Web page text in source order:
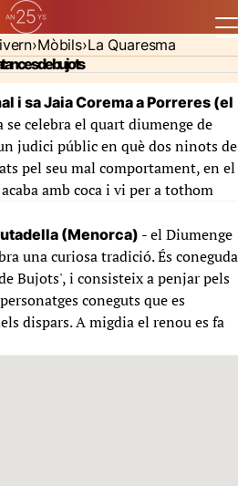
Mòbils La Quaresma
de bujots
i sa Jaia Corema a Porreres (el
se celebra el quart diumenge de
judici públic en què dos ninots de
pel seu mal comportament, en el
amb coca i vi per a tothom
(Menorca) - el Diumenge
una curiosa tradició. És coneguda
Bujots', i consisteix a penjar pels
coneguts que es
dispars. A migdia el renou es fa